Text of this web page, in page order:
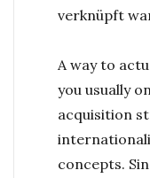
verknüpft
A way to
you usually
acquisition
concepts.